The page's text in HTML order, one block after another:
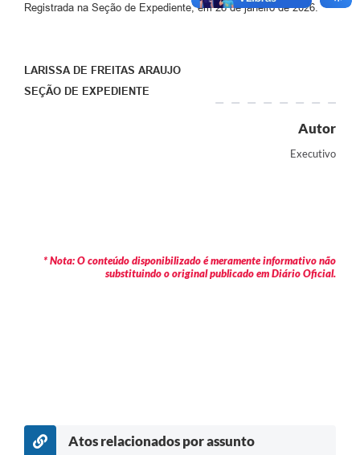
Registrada na Seção de Expediente, em 28 de janeiro de 2026.
LARISSA DE FREITAS ARAUJO
SEÇÃO DE EXPEDIENTE
Autor
Executivo
* Nota: O conteúdo disponibilizado é meramente informativo não
substituindo o original publicado em Diário Oficial.
Atos relacionados por assunto